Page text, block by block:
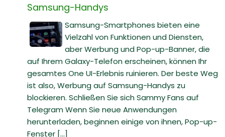
Samsung-Handys
Samsung-Smartphones bieten eine
Vielzahl von Funktionen und Diensten,
aber Werbung und Pop-up-Banner, die
auf Ihrem Galaxy-Telefon erscheinen, können Ihr
gesamtes One UI-Erlebnis ruinieren. Der beste Weg
ist also, Werbung auf Samsung-Handys zu
blockieren. Schließen Sie sich Sammy Fans auf
Telegram Wenn Sie neue Anwendungen
herunterladen, beginnen einige von ihnen, Pop-up-
Fenster [...]